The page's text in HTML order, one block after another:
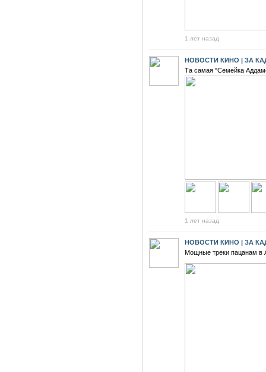
1 лет назад
НОВОСТИ КИНО | ЗА
Та самая "Семейка
1 лет назад
НОВОСТИ КИНО | ЗА
Мощные треки пацанам в